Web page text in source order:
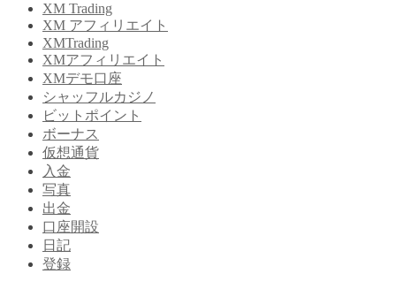
XM Trading
XM アフィリエイト
XMTrading
XMアフィリエイト
XMデモ口座
シャッフルカジノ
ビットポイント
ボーナス
仮想通貨
入金
写真
出金
口座開設
日記
登録